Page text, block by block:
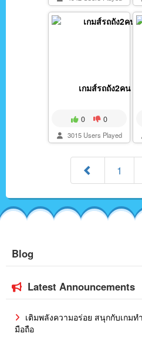
เกมส์รถถัง2คน
0 0
3015 Users Played
1
Blog
Latest Announcements
เติมพลังความอร่อย สนุกกับเกม
มือถือ